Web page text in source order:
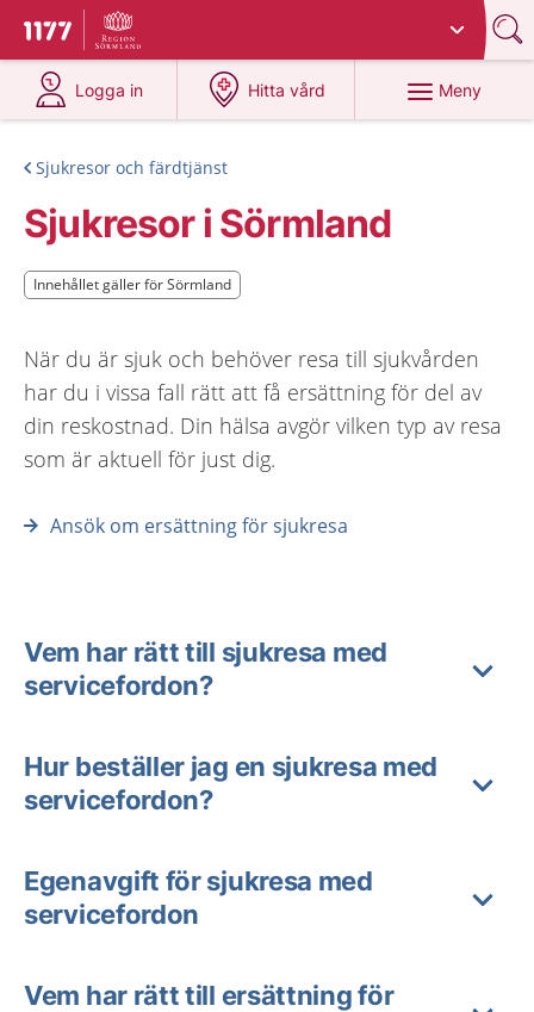
Till startsidan för 1177
Du har valt region
Logga in
på 1177.se
Hitta vård
på 1177.se
Meny
Sjukresor och färdtjänst
Sjukresor i Sörmland
Innehållet gäller för Sörmland
Innehållet gäller för Sörmland
När du är sjuk och behöver resa till sjukvården
har du i vissa fall rätt att få ersättning för del av
din reskostnad. Din hälsa avgör vilken typ av resa
som är aktuell för just dig.
Ansök om ersättning för sjukresa
Vem har rätt till sjukresa med
servicefordon?
Hur beställer jag en sjukresa med
servicefordon?
Egenavgift för sjukresa med
servicefordon
Vem har rätt till ersättning för